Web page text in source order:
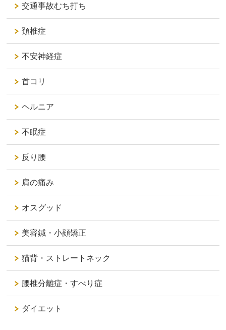
交通事故むち打ち
頚椎症
不安神経症
首コリ
ヘルニア
不眠症
反り腰
肩の痛み
オスグッド
美容鍼・小顔矯正
猫背・ストレートネック
腰椎分離症・すべり症
ダイエット